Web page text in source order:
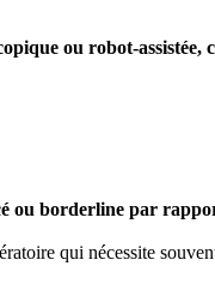
ou robot-assistée,
ou borderline par
qui nécessite